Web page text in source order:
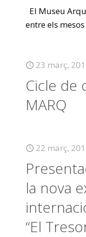
El Museu
entre els
23 març,
Cicle de
MARQ
22 març,
la nova
“El